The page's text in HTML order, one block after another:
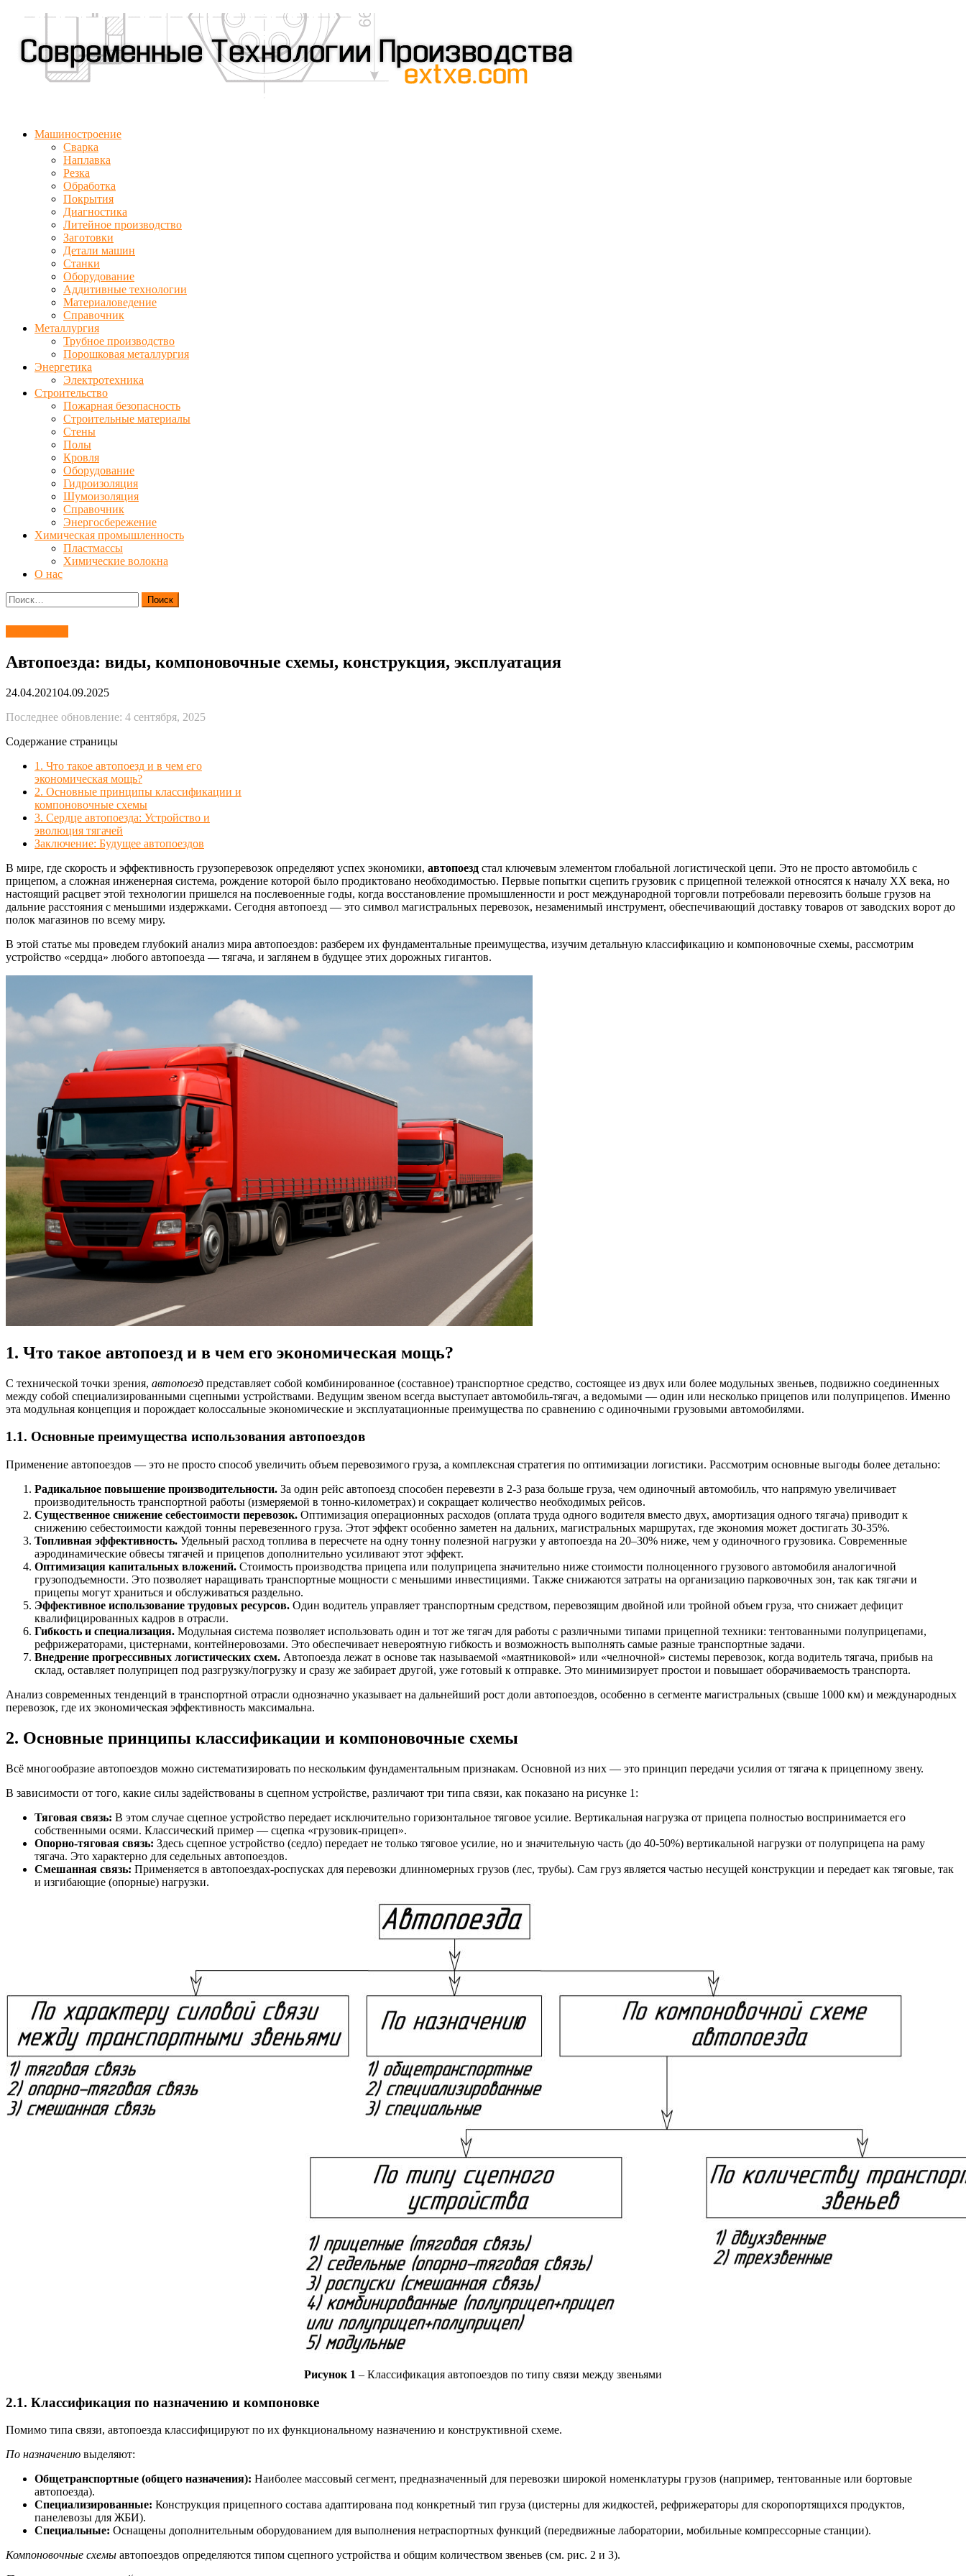
Машиностроение
Сварка
Наплавка
Резка
Обработка
Покрытия
Диагностика
Литейное производство
Заготовки
Детали машин
Станки
Оборудование
Аддитивные технологии
Материаловедение
Справочник
Металлургия
Трубное производство
Порошковая металлургия
Энергетика
Электротехника
Строительство
Пожарная безопасность
Строительные материалы
Стены
Полы
Кровля
Оборудование
Гидроизоляция
Шумоизоляция
Справочник
Энергосбережение
Химическая промышленность
Пластмассы
Химические волокна
О нас
Найти:
Автопоезда: виды, компоновочные схемы, конструкция, эксплуатация
24.04.202104.09.2025
Последнее обновление: 4 сентября, 2025
Содержание страницы
1. Что такое автопоезд и в чем его
экономическая мощь?
2. Основные принципы классификации и
компоновочные схемы
3. Сердце автопоезда: Устройство и
эволюция тягачей
Заключение: Будущее автопоездов
В мире, где скорость и эффективность грузоперевозок определяют успех экономики, автопоезд стал ключевым элементом глобальной логистической цепи. Это не просто автомобиль с
прицепом, а сложная инженерная система, рождение которой было продиктовано необходимостью. Первые попытки сцепить грузовик с прицепной тележкой относятся к началу XX века, но
настоящий расцвет этой технологии пришелся на послевоенные годы, когда восстановление промышленности и рост международной торговли потребовали перевозить больше грузов на
дальние расстояния с меньшими издержками. Сегодня автопоезд — это символ магистральных перевозок, незаменимый инструмент, обеспечивающий доставку товаров от заводских ворот до
полок магазинов по всему миру.
В этой статье мы проведем глубокий анализ мира автопоездов: разберем их фундаментальные преимущества, изучим детальную классификацию и компоновочные схемы, рассмотрим
устройство «сердца» любого автопоезда — тягача, и заглянем в будущее этих дорожных гигантов.
1. Что такое автопоезд и в чем его экономическая мощь?
С технической точки зрения, автопоезд представляет собой комбинированное (составное) транспортное средство, состоящее из двух или более модульных звеньев, подвижно соединенных
между собой специализированными сцепными устройствами. Ведущим звеном всегда выступает автомобиль-тягач, а ведомыми — один или несколько прицепов или полуприцепов. Именно
эта модульная концепция и порождает колоссальные экономические и эксплуатационные преимущества по сравнению с одиночными грузовыми автомобилями.
1.1. Основные преимущества использования автопоездов
Применение автопоездов — это не просто способ увеличить объем перевозимого груза, а комплексная стратегия по оптимизации логистики. Рассмотрим основные выгоды более детально:
Радикальное повышение производительности. За один рейс автопоезд способен перевезти в 2-3 раза больше груза, чем одиночный автомобиль, что напрямую увеличивает
производительность транспортной работы (измеряемой в тонно-километрах) и сокращает количество необходимых рейсов.
Существенное снижение себестоимости перевозок. Оптимизация операционных расходов (оплата труда одного водителя вместо двух, амортизация одного тягача) приводит к
снижению себестоимости каждой тонны перевезенного груза. Этот эффект особенно заметен на дальних, магистральных маршрутах, где экономия может достигать 30-35%.
Топливная эффективность. Удельный расход топлива в пересчете на одну тонну полезной нагрузки у автопоезда на 20–30% ниже, чем у одиночного грузовика. Современные
аэродинамические обвесы тягачей и прицепов дополнительно усиливают этот эффект.
Оптимизация капитальных вложений. Стоимость производства прицепа или полуприцепа значительно ниже стоимости полноценного грузового автомобиля аналогичной
грузоподъемности. Это позволяет наращивать транспортные мощности с меньшими инвестициями. Также снижаются затраты на организацию парковочных зон, так как тягачи и
прицепы могут храниться и обслуживаться раздельно.
Эффективное использование трудовых ресурсов. Один водитель управляет транспортным средством, перевозящим двойной или тройной объем груза, что снижает дефицит
квалифицированных кадров в отрасли.
Гибкость и специализация. Модульная система позволяет использовать один и тот же тягач для работы с различными типами прицепной техники: тентованными полуприцепами,
рефрижераторами, цистернами, контейнеровозами. Это обеспечивает невероятную гибкость и возможность выполнять самые разные транспортные задачи.
Внедрение прогрессивных логистических схем. Автопоезда лежат в основе так называемой «маятниковой» или «челночной» системы перевозок, когда водитель тягача, прибыв на
склад, оставляет полуприцеп под разгрузку/погрузку и сразу же забирает другой, уже готовый к отправке. Это минимизирует простои и повышает оборачиваемость транспорта.
Анализ современных тенденций в транспортной отрасли однозначно указывает на дальнейший рост доли автопоездов, особенно в сегменте магистральных (свыше 1000 км) и международных
перевозок, где их экономическая эффективность максимальна.
2. Основные принципы классификации и компоновочные схемы
Всё многообразие автопоездов можно систематизировать по нескольким фундаментальным признакам. Основной из них — это принцип передачи усилия от тягача к прицепному звену.
В зависимости от того, какие силы задействованы в сцепном устройстве, различают три типа связи, как показано на рисунке 1:
Тяговая связь: В этом случае сцепное устройство передает исключительно горизонтальное тяговое усилие. Вертикальная нагрузка от прицепа полностью воспринимается его
собственными осями. Классический пример — сцепка «грузовик-прицеп».
Опорно-тяговая связь: Здесь сцепное устройство (седло) передает не только тяговое усилие, но и значительную часть (до 40-50%) вертикальной нагрузки от полуприцепа на раму
тягача. Это характерно для седельных автопоездов.
Смешанная связь: Применяется в автопоездах-роспусках для перевозки длинномерных грузов (лес, трубы). Сам груз является частью несущей конструкции и передает как тяговые, так
и изгибающие (опорные) нагрузки.
Рисунок 1 – Классификация автопоездов по типу связи между звеньями
2.1. Классификация по назначению и компоновке
Помимо типа связи, автопоезда классифицируют по их функциональному назначению и конструктивной схеме.
По назначению выделяют:
Общетранспортные (общего назначения): Наиболее массовый сегмент, предназначенный для перевозки широкой номенклатуры грузов (например, тентованные или бортовые
автопоезда).
Специализированные: Конструкция прицепного состава адаптирована под конкретный тип груза (цистерны для жидкостей, рефрижераторы для скоропортящихся продуктов,
панелевозы для ЖБИ).
Специальные: Оснащены дополнительным оборудованием для выполнения нетраспортных функций (передвижные лаборатории, мобильные компрессорные станции).
Компоновочные схемы автопоездов определяются типом сцепного устройства и общим количеством звеньев (см. рис. 2 и 3).